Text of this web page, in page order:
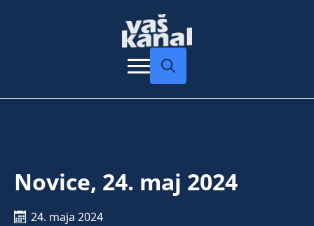
Novice, 24. maj 2024
24. maja 2024